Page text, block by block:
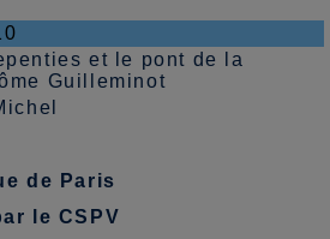
et le pont de la
Guilleminot
de Paris
le CSPV